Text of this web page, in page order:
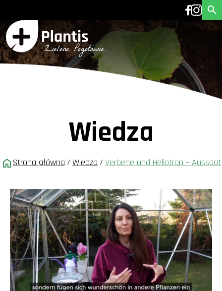
Wiedza
Strona główna / Wiedza / Verbene und Heliotrop – Aussaat